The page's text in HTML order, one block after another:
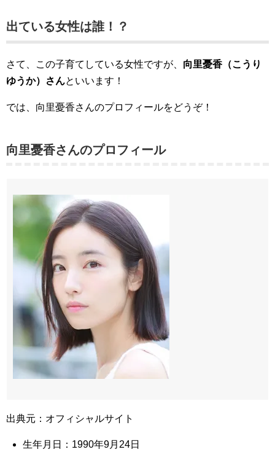
出ている女性は誰！？
さて、この子育てしている女性ですが、 向里憂香（こうり
ゆうか）さんといいます！
では、向里憂香さんのプロフィールをどうぞ！
向里憂香さんのプロフィール
出典元：オフィシャルサイト
生年月日：1990年9月24日